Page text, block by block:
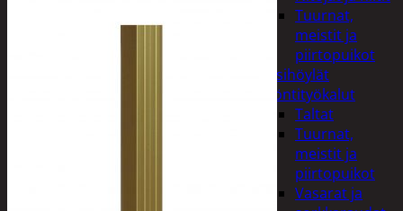
Tuurnat,
meistit ja
piirtopuikot
Käsihöylät
Lyöntityökalut
Taltat
Tuurnat,
meistit ja
piirtopuikot
Vasarat ja